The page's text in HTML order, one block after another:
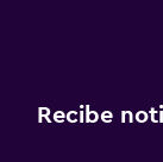
Recibe